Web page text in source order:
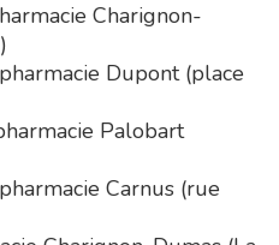
Charignon-Dumas (La
: